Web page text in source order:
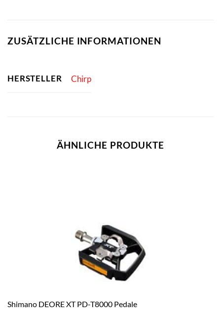
ZUSÄTZLICHE INFORMATIONEN
HERSTELLER Chirp
ÄHNLICHE PRODUKTE
Shimano DEORE XT PD-T8000 Pedale